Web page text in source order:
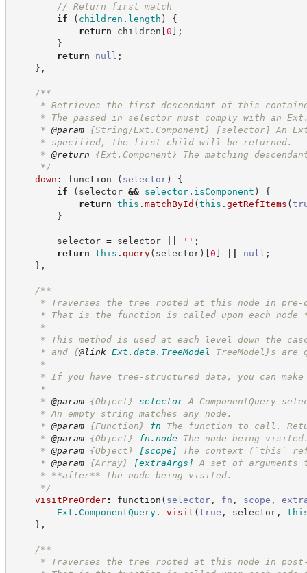
// Return first match
if
( children . length )
{
return children [0 ] ;
}
return
null ;
} ,
/**
* Retrieves the first descendant of this container
* The passed in selector must comply with an
* @param {String/Ext.Component} [selector] An
* specified, the first child will be returned.
* @return {Ext.Component}
The matching
*/
down : function ( selector)
{
if
( selector && selector. isComponent )
{
return this . matchById (this . getRefItems (
}
selector = selector ' ' ;
return this . query( selector) [0 ] null ;
} ,
/**
* Traverses the tree rooted at this node in pre-
* That is the function is called upon each node
*
* This method is used at each level down the
* and {@link Ext.data.TreeModel TreeModel} s are
*
* If you have tree-structured data, you can make
*
* @param {Object} selector A ComponentQuery
* An empty string matches any node.
* @param {Function} fn
The function to call.
* @param {Object} fn.node
The node being
* @param {Object} [scope]
The context (`this`
* @param {Array} [extraArgs]
A set of arguments
* **after** the node being visited.
*/
visitPreOrder: function ( selector, fn , scope ,
Ext . ComponentQuery. _visit (true , selector,
} ,
/**
* Traverses the tree rooted at this node in post-